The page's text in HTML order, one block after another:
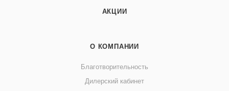
АКЦИИ
О КОМПАНИИ
Благотворительность
Дилерский кабинет